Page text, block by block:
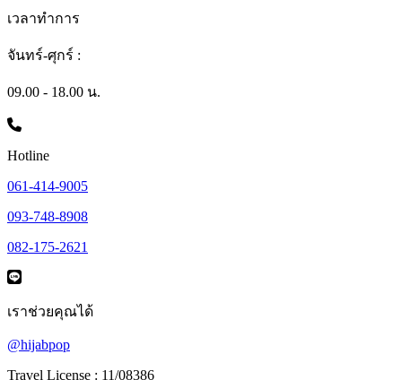
เวลาทำการ
จันทร์-ศุกร์ :
09.00 - 18.00 น.
Hotline
061-414-9005
093-748-8908
082-175-2621
เราช่วยคุณได้
@hijabpop
Travel License : 11/08386